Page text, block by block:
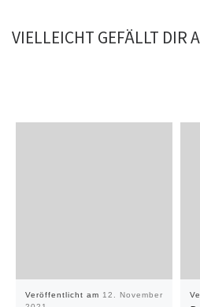
VIELLEICHT GEFÄLLT DIR
Veröffentlicht am 12. November